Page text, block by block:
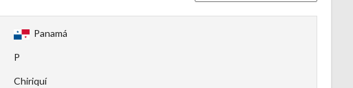
Panamá
P
Chiriquí